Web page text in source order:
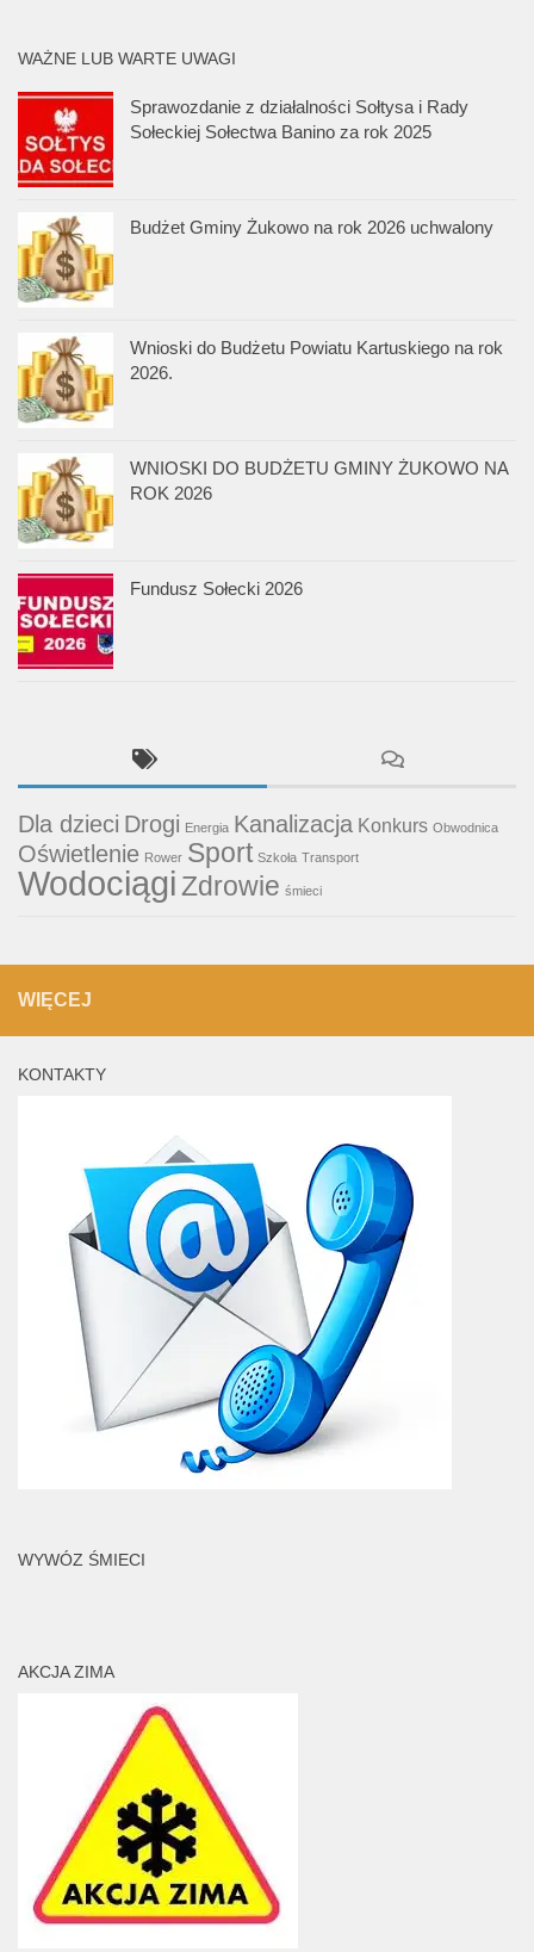
WAŻNE LUB WARTE UWAGI
Sprawozdanie z działalności Sołtysa i Rady
Sołeckiej Sołectwa Banino za rok 2025
Budżet Gminy Żukowo na rok 2026 uchwalony
Wnioski do Budżetu Powiatu Kartuskiego na rok
2026.
WNIOSKI DO BUDŻETU GMINY ŻUKOWO NA
ROK 2026
Fundusz Sołecki 2026
Dla dzieci Drogi Energia Kanalizacja Konkurs Obwodnica
Oświetlenie Rower Sport Szkoła Transport
WodociągiZdrowie śmieci
WIĘCEJ
KONTAKTY
WYWÓZ ŚMIECI
AKCJA ZIMA